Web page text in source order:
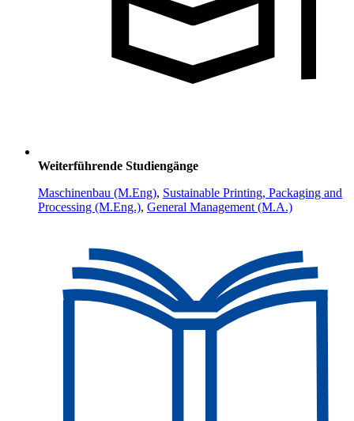
Weiterführende Studiengänge
Maschinenbau (M.Eng), Sustainable Printing, Packaging and
Processing (M.Eng.), General Management (M.A.)